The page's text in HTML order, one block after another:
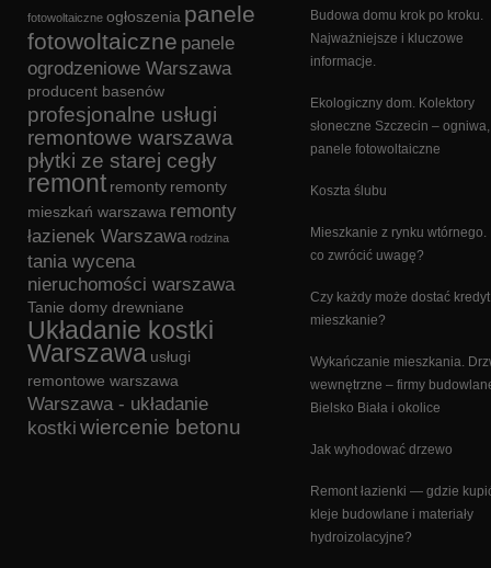
fotowoltaiczne ogłoszenia panele
fotowoltaiczne panele
ogrodzeniowe Warszawa
producent basenów
profesjonalne usługi
remontowe warszawa
płytki ze starej cegły
remont remonty remonty
mieszkań warszawa remonty
łazienek Warszawa rodzina
tania wycena
nieruchomości warszawa
Tanie domy drewniane
Układanie kostki
Warszawa usługi
remontowe warszawa
Warszawa - układanie
kostki wiercenie betonu
Budowa domu krok po kroku.
Najważniejsze i kluczowe
informacje.
Ekologiczny dom. Kolektory
słoneczne Szczecin – ogniwa,
panele fotowoltaiczne
Koszta ślubu
Mieszkanie z rynku wtórnego.
co zwrócić uwagę?
Czy każdy może dostać
mieszkanie?
Wykańczanie mieszkania.
wewnętrzne – firmy
Bielsko Biała i okolice
Jak wyhodować drzewo
Remont łazienki — gdzie
kleje budowlane i materiały
hydroizolacyjne?